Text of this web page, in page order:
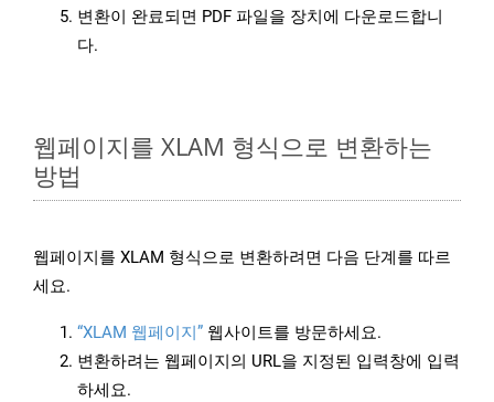
변환이 완료되면 PDF 파일을 장치에 다운로드합니
다.
웹페이지를 XLAM 형식으로 변환하는
방법
웹페이지를 XLAM 형식으로 변환하려면 다음 단계를 따르
세요.
“XLAM 웹페이지” 웹사이트를 방문하세요.
변환하려는 웹페이지의 URL을 지정된 입력창에 입력
하세요.